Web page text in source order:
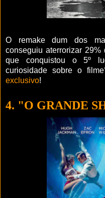
O remake dum dos
conseguiu aterrorizar
que conquistou o 5º
curiosidade sobre o
exclusivo!
4. "O GRANDE